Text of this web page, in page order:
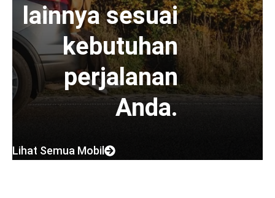
lainnya sesuai
kebutuhan
perjalanan
Anda.
Lihat Semua Mobil